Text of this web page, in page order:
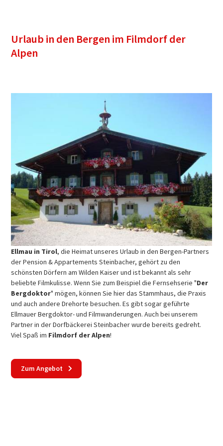
Urlaub in den Bergen im Filmdorf der
Alpen
Ellmau in Tirol, die Heimat unseres Urlaub in den Bergen-Partners
der Pension & Appartements Steinbacher, gehört zu den
schönsten Dörfern am Wilden Kaiser und ist bekannt als sehr
beliebte Filmkulisse. Wenn Sie zum Beispiel die Fernsehserie "Der
Bergdoktor" mögen, können Sie hier das Stammhaus, die Praxis
und auch andere Drehorte besuchen. Es gibt sogar geführte
Ellmauer Bergdoktor- und Filmwanderungen. Auch bei unserem
Partner in der Dorfbäckerei Steinbacher wurde bereits gedreht.
Viel Spaß im Filmdorf der Alpen!
Zum Angebot